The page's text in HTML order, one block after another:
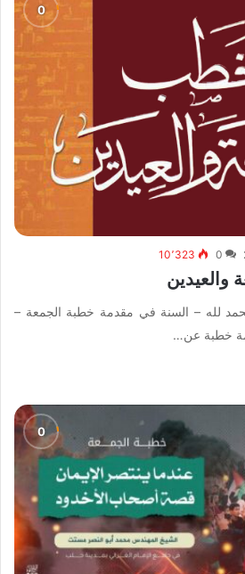
0 10٬323
لله – السنة في مقدمة خطبة الجمعة –
خطبة عن…